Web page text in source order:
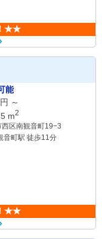
★★
能
円 ～
m2
西区南観音町19−3
音町駅 徒歩11分
★★